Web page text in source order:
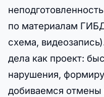
по материалам
схема,
дела как проект:
нарушения,
добиваемся отмены